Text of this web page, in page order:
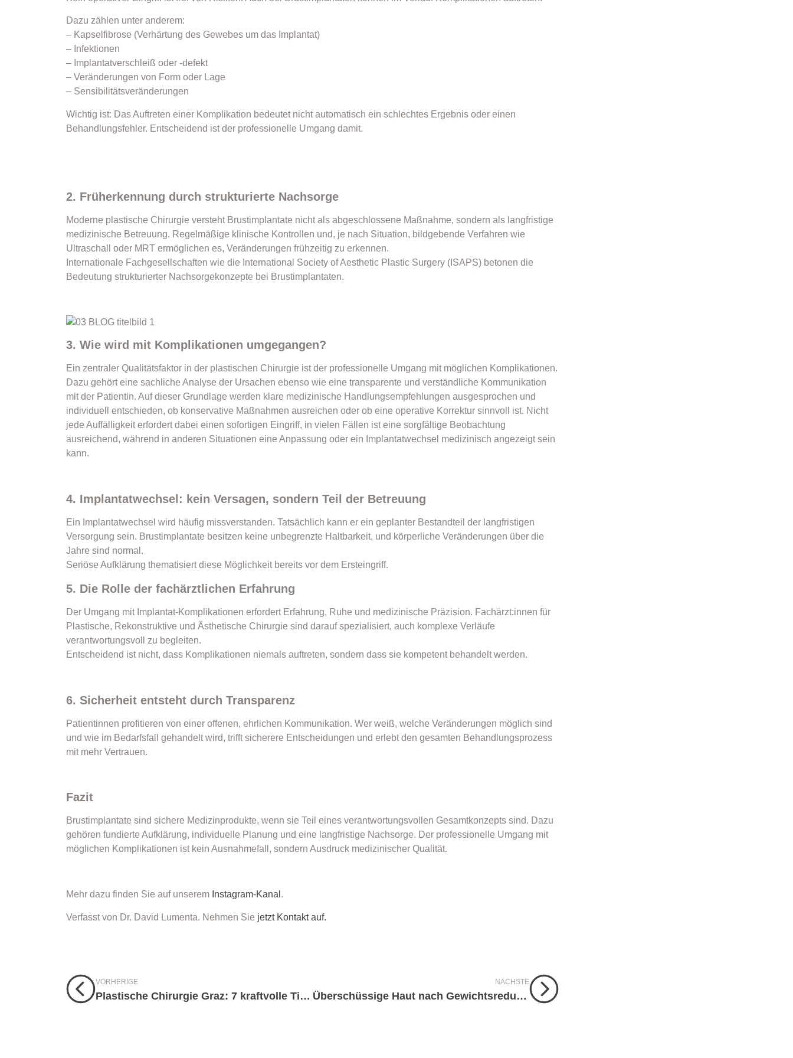
Dazu zählen unter anderem:
– Kapselfibrose (Verhärtung des Gewebes um das Implantat)
– Infektionen
– Implantatverschleiß oder -defekt
– Veränderungen von Form oder Lage
– Sensibilitätsveränderungen
Wichtig ist: Das Auftreten einer Komplikation bedeutet nicht automatisch ein schlechtes Ergebnis oder einen
Behandlungsfehler. Entscheidend ist der professionelle Umgang damit.
2. Früherkennung durch strukturierte Nachsorge
Moderne plastische Chirurgie versteht Brustimplantate nicht als abgeschlossene Maßnahme, sondern als langfristige
medizinische Betreuung. Regelmäßige klinische Kontrollen und, je nach Situation, bildgebende Verfahren wie
Ultraschall oder MRT ermöglichen es, Veränderungen frühzeitig zu erkennen.
Internationale Fachgesellschaften wie die International Society of Aesthetic Plastic Surgery (ISAPS) betonen die
Bedeutung strukturierter Nachsorgekonzepte bei Brustimplantaten.
3. Wie wird mit Komplikationen umgegangen?
Ein zentraler Qualitätsfaktor in der plastischen Chirurgie ist der professionelle Umgang mit möglichen Komplikationen.
Dazu gehört eine sachliche Analyse der Ursachen ebenso wie eine transparente und verständliche Kommunikation
mit der Patientin. Auf dieser Grundlage werden klare medizinische Handlungsempfehlungen ausgesprochen und
individuell entschieden, ob konservative Maßnahmen ausreichen oder ob eine operative Korrektur sinnvoll ist. Nicht
jede Auffälligkeit erfordert dabei einen sofortigen Eingriff, in vielen Fällen ist eine sorgfältige Beobachtung
ausreichend, während in anderen Situationen eine Anpassung oder ein Implantatwechsel medizinisch angezeigt sein
kann.
4. Implantatwechsel: kein Versagen, sondern Teil der Betreuung
Ein Implantatwechsel wird häufig missverstanden. Tatsächlich kann er ein geplanter Bestandteil der langfristigen
Versorgung sein. Brustimplantate besitzen keine unbegrenzte Haltbarkeit, und körperliche Veränderungen über die
Jahre sind normal.
Seriöse Aufklärung thematisiert diese Möglichkeit bereits vor dem Ersteingriff.
5. Die Rolle der fachärztlichen Erfahrung
Der Umgang mit Implantat-Komplikationen erfordert Erfahrung, Ruhe und medizinische Präzision. Fachärzt:innen für
Plastische, Rekonstruktive und Ästhetische Chirurgie sind darauf spezialisiert, auch komplexe Verläufe
verantwortungsvoll zu begleiten.
Entscheidend ist nicht, dass Komplikationen niemals auftreten, sondern dass sie kompetent behandelt werden.
6. Sicherheit entsteht durch Transparenz
Patientinnen profitieren von einer offenen, ehrlichen Kommunikation. Wer weiß, welche Veränderungen möglich sind
und wie im Bedarfsfall gehandelt wird, trifft sicherere Entscheidungen und erlebt den gesamten Behandlungsprozess
mit mehr Vertrauen.
Fazit
Brustimplantate sind sichere Medizinprodukte, wenn sie Teil eines verantwortungsvollen Gesamtkonzepts sind. Dazu
gehören fundierte Aufklärung, individuelle Planung und eine langfristige Nachsorge. Der professionelle Umgang mit
möglichen Komplikationen ist kein Ausnahmefall, sondern Ausdruck medizinischer Qualität.
Mehr dazu finden Sie auf unserem Instagram-Kanal .
Verfasst von Dr. David Lumenta. Nehmen Sie jetzt Kontakt auf.
VORHERIGE
Plastische Chirurgie Graz: 7 kraftvolle Tipps für die richtige Arztwahl
NÄCHSTE
Überschüssige Haut nach Gewichtsreduktion: Was du darüber wissen solltest